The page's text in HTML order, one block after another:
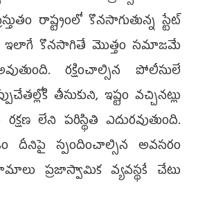
రాష్ట్రంలో కొనసాగుతున్న స్టేట్
ఇలాగే కొనసాగితే మొత్తం సమాజమే
రక్షించాల్సిన పోలీసులే
తీసుకుని, ఇష్టం వచ్చినట్లు
రక్షణ లేని పరిస్థితి ఎదురవుతుంది.
దీనిపై స్పందించాల్సిన అవసరం
ప్రజాస్వామిక వ్యవస్థకే చేటు